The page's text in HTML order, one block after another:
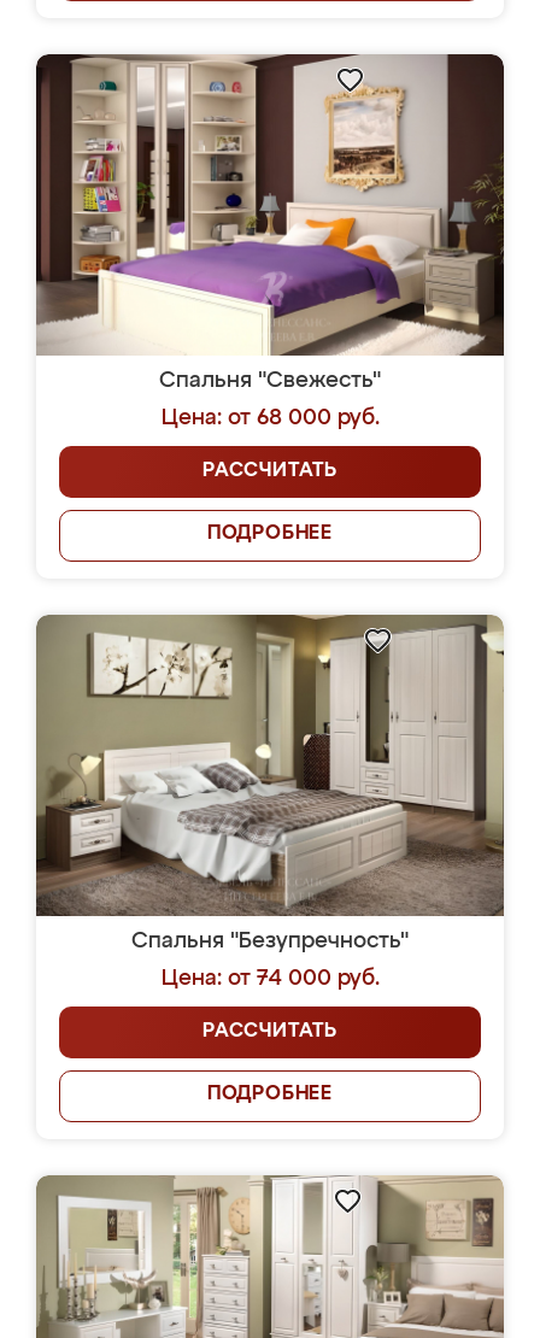
Спальня "Свежесть"
Цена: от 68 000 руб.
РАССЧИТАТЬ
ПОДРОБНЕЕ
Спальня "Безупречность"
Цена: от 74 000 руб.
РАССЧИТАТЬ
ПОДРОБНЕЕ